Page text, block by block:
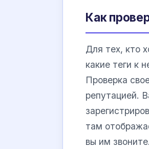
Как
Для тех, кто
какие теги к
Проверка
репутацией.
там
вы им звоните.